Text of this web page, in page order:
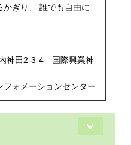
かぎり、 誰でも自由に
神田2-3-4 国際興業神
ォメーションセンター